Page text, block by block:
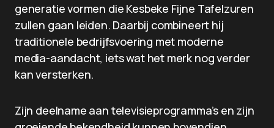
generatie vormen die Kesbeke Fijne Tafelzuren
zullen gaan leiden. Daarbij combineert hij
traditionele bedrijfsvoering met moderne
media-aandacht, iets wat het merk nog verder
kan versterken.
Zijn deelname aan televisieprogramma’s en zijn